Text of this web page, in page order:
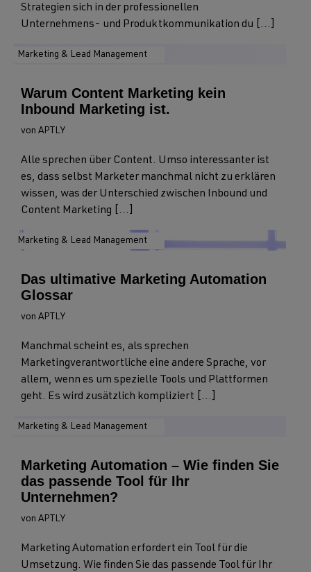
Strategien sich in der professionellen
Unternehmens- und Produktkommunikation du [...]
Marketing & Lead Management
Warum Content Marketing kein
Inbound Marketing ist.
von APTLY
Alle sprechen über Content. Umso interessanter ist
es, dass selbst Marketer manchmal nicht zu erklären
wissen, was der Unterschied zwischen Inbound und
Content Marketing [...]
Marketing & Lead Management
Das ultimative Marketing Automation
Glossar
von APTLY
Manchmal scheint es, als sprechen
Marketingverantwortliche eine andere Sprache, vor
allem, wenn es um spezielle Tools und Plattformen
geht. Es wird zusätzlich kompliziert [...]
Marketing & Lead Management
Marketing Automation – Wie finden Sie
das passende Tool für Ihr
Unternehmen?
von APTLY
Marketing Automation erfordert ein Tool für die
Umsetzung. Wie finden Sie das passende Tool für Ihr